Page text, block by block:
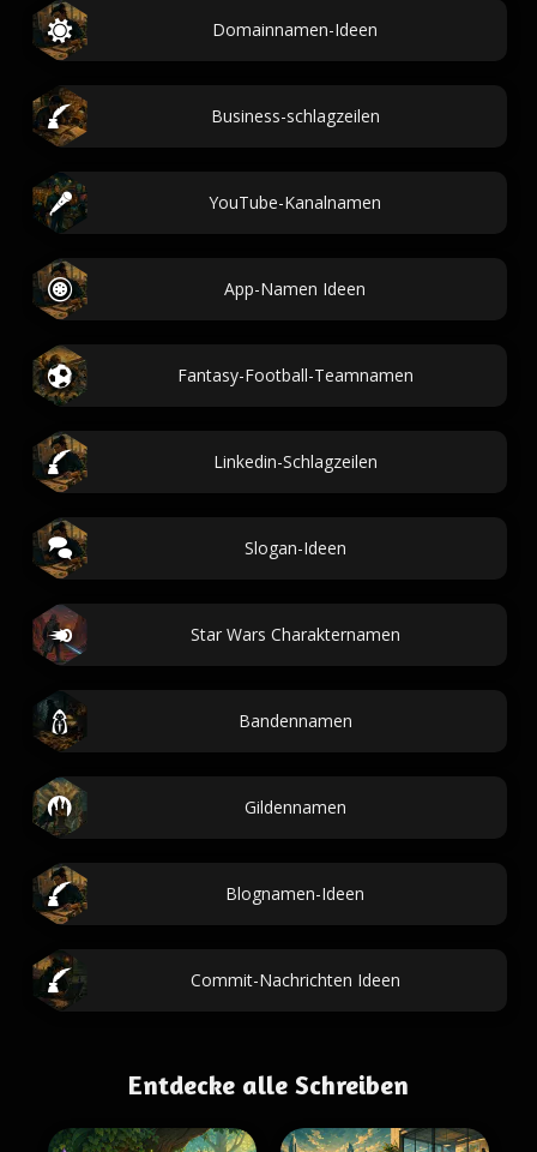
Domainnamen-Ideen
Business-schlagzeilen
YouTube-Kanalnamen
App-Namen Ideen
Fantasy-Football-Teamnamen
Linkedin-Schlagzeilen
Slogan-Ideen
Star Wars Charakternamen
Bandennamen
Gildennamen
Blognamen-Ideen
Commit-Nachrichten Ideen
Entdecke alle Schreiben